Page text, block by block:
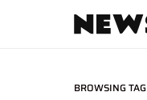
BROWSING TAG